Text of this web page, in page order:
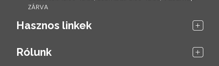
ZÁRVA
Hasznos linkek
Rólunk